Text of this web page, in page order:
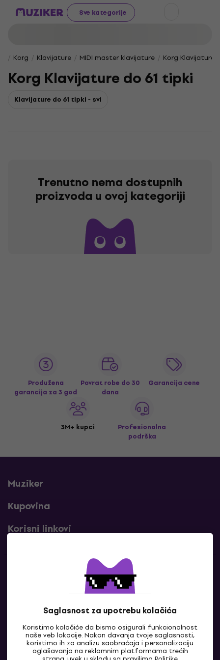
Sve kategorije
Saglasnost za upotrebu kolačića
Koristimo kolačiće da bismo osigurali funkcionalnost
naše veb lokacije. Nakon davanja tvoje saglasnosti,
koristimo ih za analizu saobraćaja i personalizaciju
oglašavanja na reklamnim platformama trećih
Korg Klavijature MIDI master klavijature Korg Klavijature
Korg Klavijature do 61 tipki
Klavijature do 61 tipki - svi
Trenutno nema dostupnih
proizvoda u ovoj kategoriji
Produžena
garancija za 3 god
Povrat robe do 30
dana
Garancija cene
3M+ kupci
Profesionalna
podrška
Muziker
Kupovina
Korisni linkovi
Kontakti
Kontaktiraj nas